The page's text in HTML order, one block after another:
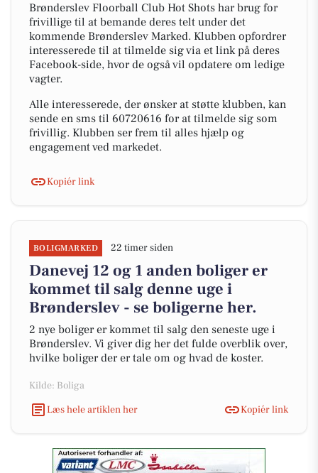
Brønderslev Floorball Club Hot Shots har brug for
frivillige til at bemande deres telt under det
kommende Brønderslev Marked. Klubben opfordrer
interesserede til at tilmelde sig via et link på deres
Facebook-side, hvor de også vil opdatere om ledige
vagter.
Alle interesserede, der ønsker at støtte klubben, kan
sende en sms til 60720616 for at tilmelde sig som
frivillig. Klubben ser frem til alles hjælp og
engagement ved markedet.
Kopiér link
BOLIGMARKED 22 timer siden
Danevej 12 og 1 anden boliger er
kommet til salg denne uge i
Brønderslev - se boligerne her.
2 nye boliger er kommet til salg den seneste uge i
Brønderslev. Vi giver dig her det fulde overblik over,
hvilke boliger der er tale om og hvad de koster.
Kilde: Boliga
Læs hele artiklen her
Kopiér link